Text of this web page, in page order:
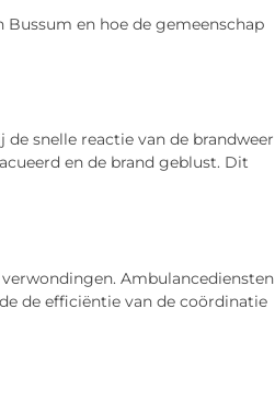
Bussum en hoe de gemeenschap
de snelle reactie van de brandweer
en de brand geblust. Dit
Ambulancediensten
de efficiëntie van de coördinatie